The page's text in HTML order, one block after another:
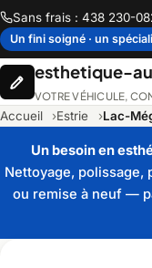
Sans frais : 438 230-
Un fini soigné · un
esthetique-
VOTRE VÉHICULE,
Accueil Estrie Lac-
Un besoin en
Nettoyage,
ou remise à neuf —